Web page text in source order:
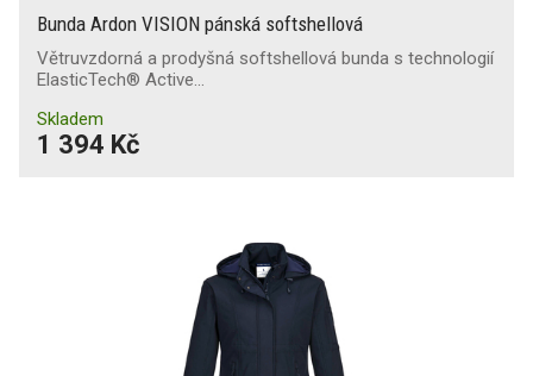
Bunda Ardon VISION pánská softshellová
Větruvzdorná a prodyšná softshellová bunda s technologií
ElasticTech® Active…
Skladem
1 394 Kč